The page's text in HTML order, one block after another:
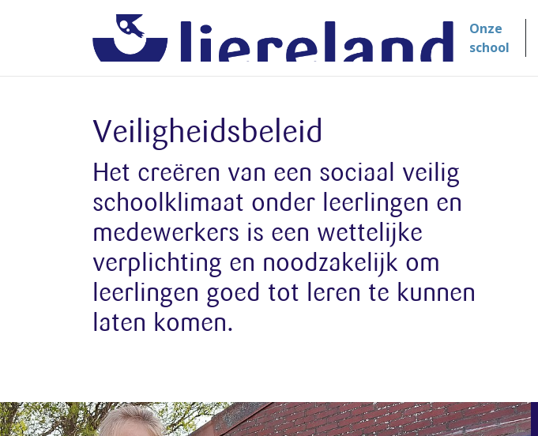
Onze
school
Veiligheidsbeleid
Het creëren van een sociaal veilig
schoolklimaat onder leerlingen en
medewerkers is een wettelijke
verplichting en noodzakelijk om
leerlingen goed tot leren te kunnen
laten komen.